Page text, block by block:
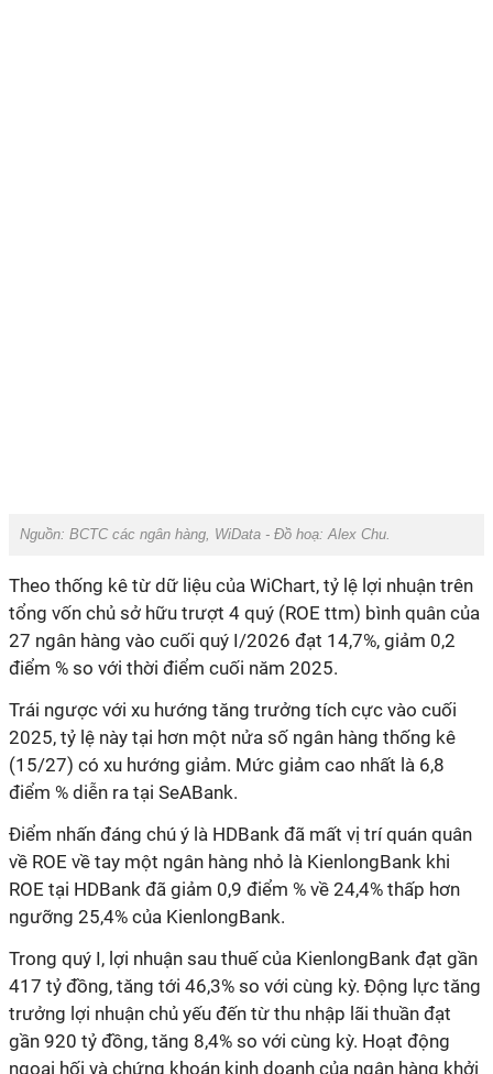
Nguồn: BCTC các ngân hàng, WiData - Đồ hoạ: Alex Chu.
Theo thống kê từ dữ liệu của WiChart, tỷ lệ lợi nhuận trên
tổng vốn chủ sở hữu trượt 4 quý (ROE ttm) bình quân của
27 ngân hàng vào cuối quý I/2026 đạt 14,7%, giảm 0,2
điểm % so với thời điểm cuối năm 2025.
Trái ngược với xu hướng tăng trưởng tích cực vào cuối
2025, tỷ lệ này tại hơn một nửa số ngân hàng thống kê
(15/27) có xu hướng giảm. Mức giảm cao nhất là 6,8
điểm % diễn ra tại SeABank.
Điểm nhấn đáng chú ý là HDBank đã mất vị trí quán quân
về ROE về tay một ngân hàng nhỏ là KienlongBank khi
ROE tại HDBank đã giảm 0,9 điểm % về 24,4% thấp hơn
ngưỡng 25,4% của KienlongBank.
Trong quý I, lợi nhuận sau thuế của KienlongBank đạt gần
417 tỷ đồng, tăng tới 46,3% so với cùng kỳ. Động lực tăng
trưởng lợi nhuận chủ yếu đến từ thu nhập lãi thuần đạt
gần 920 tỷ đồng, tăng 8,4% so với cùng kỳ. Hoạt động
ngoại hối và chứng khoán kinh doanh của ngân hàng khởi